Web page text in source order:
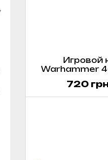
Игровой
Warhammer
720